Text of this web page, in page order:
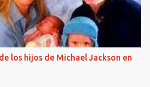
o su estado anímico. En cambio,
un resultado artístico es algo
sufre una crisis de índole médica
eso repercute en su
mal. Sí, en cambio existe una clara
de intoxicación alcohólica o
los hijos de Michael Jackson en